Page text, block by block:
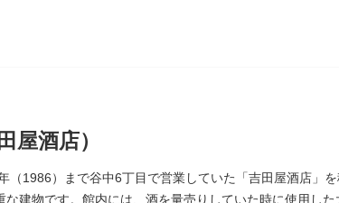
屋酒店）
1986）まで谷中6丁目で営業していた「吉田屋酒店」
建物です。館内には、酒を量売りしていた時に使用した